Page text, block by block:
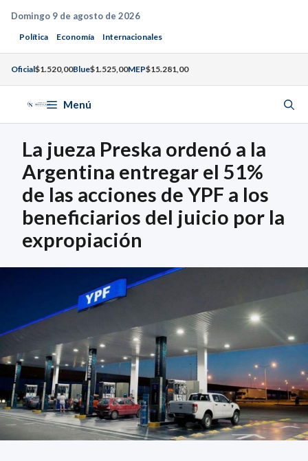
Saltar
contenido
Domingo 9 de agosto de 2026
Política Economía Internacionales
Oficial$1.520,00Blue$1.525,00MEP$15.281,00
Menú
La jueza Preska ordenó a la
Argentina entregar el 51%
de las acciones de YPF a los
beneficiarios del juicio por la
expropiación